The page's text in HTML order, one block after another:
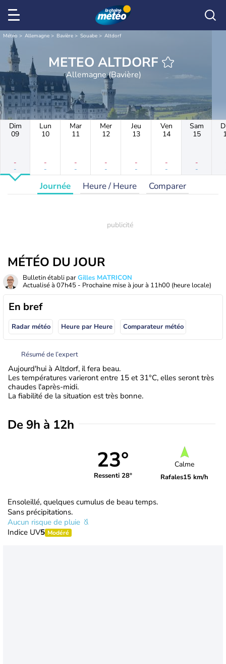
Météo Allemagne Bavière Souabe Altdorf
METEO ALTDORF
Allemagne (Bavière)
Dim
09
-
-
Lun
10
-
-
Mar
11
-
-
Mer
12
-
-
Jeu
13
-
-
Ven
14
-
-
Sam
15
-
-
Journée Heure / Heure Comparer
MÉTÉO DU JOUR
Bulletin établi parGilles MATRICON
Actualisé à 07h45 - Prochaine mise à jour à 11h00 (heure locale)
En bref
Radar météo Heure par Heure Comparateur météo
Résumé de l’expert
Aujourd'hui à Altdorf, il fera beau.
Les températures varieront entre 15 et 31°C, elles seront très
chaudes l'après-midi.
La fiabilité de la situation est très bonne.
De 9h à 12h
23°
Ressenti 28°
Calme
Rafales15 km/h
Ensoleillé, quelques cumulus de beau temps.
Sans précipitations.
Aucun risque de pluie
Indice UV5 Modéré